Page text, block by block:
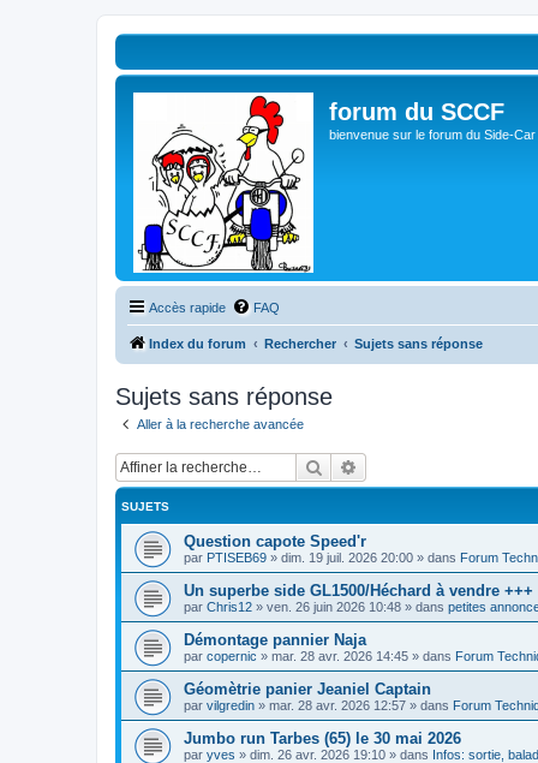
forum du SCCF
bienvenue sur le forum du Side-
Accès rapide FAQ
Index du forum Rechercher Sujets sans réponse
Sujets sans réponse
Aller à la recherche avancée
Rechercher
SUJETS
Question capote Speed'r
par PTISEB69 » dim. 19 juil. 2026 20:00 » dans Forum
Un superbe side GL1500/Héchard à vendre +++
par Chris12 » ven. 26 juin 2026 10:48 » dans petites
Démontage pannier Naja
par copernic » mar. 28 avr. 2026 14:45 » dans Forum
Géomètrie panier Jeaniel Captain
par vilgredin » mar. 28 avr. 2026 12:57 » dans Forum
Jumbo run Tarbes (65) le 30 mai 2026
par yves » dim. 26 avr. 2026 19:10 » dans Infos: sortie,